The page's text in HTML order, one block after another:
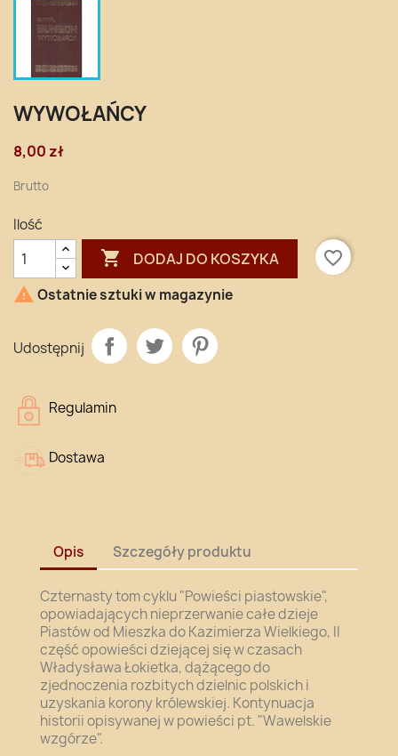
WYWOŁAŃCY
8,00 zł
Brutto
Ilość
 DODAJ DO KOSZYKA
favorite_border
 Ostatnie sztuki w magazynie
Udostępnij
Regulamin
Dostawa
Opis Szczegóły produktu
Czternasty tom cyklu "Powieści piastowskie",
opowiadających nieprzerwanie całe dzieje
Piastów od Mieszka do Kazimierza Wielkiego, II
część opowieści dziejącej się w czasach
Władysława Łokietka, dążącego do
zjednoczenia rozbitych dzielnic polskich i
uzyskania korony królewskiej. Kontynuacja
historii opisywanej w powieści pt. "Wawelskie
wzgórze".